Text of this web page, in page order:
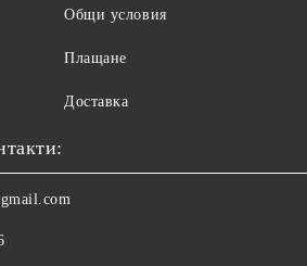
Общи условия
Плащане
Доставка